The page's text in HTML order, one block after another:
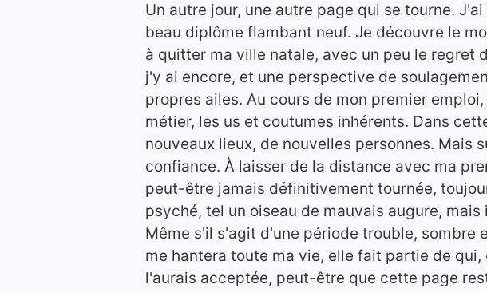
Un autre jour, une autre page qui se tourne.
beau diplôme flambant neuf. Je découvre le
à quitter ma ville natale, avec un peu le regret
j'y ai encore, et une perspective de
propres ailes. Au cours de mon premier
métier, les us et coutumes inhérents. Dans
nouveaux lieux, de nouvelles personnes. Mais
confiance. À laisser de la distance avec ma
peut-être jamais définitivement tournée,
psyché, tel un oiseau de mauvais augure,
Même s'il s'agit d'une période trouble, sombre
me hantera toute ma vie, elle fait partie de qui,
l'aurais acceptée, peut-être que cette page